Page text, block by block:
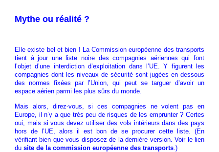
Mythe ou réalité ?
Elle existe bel et bien ! La Commission européenne des transports
tient à jour une liste noire des compagnies aériennes qui font
l’objet d’une interdiction d’exploitation dans l’UE. Y figurent les
compagnies dont les niveaux de sécurité sont jugées en dessous
des normes fixées par l’Union, qui peut se targuer d’avoir un
espace aérien parmi les plus sûrs du monde.
Mais alors, direz-vous, si ces compagnies ne volent pas en
Europe, il n’y a que très peu de risques de les emprunter ? Certes
oui, mais si vous devez utiliser des vols intérieurs dans des pays
hors de l’UE, alors il est bon de se procurer cette liste. (En
vérifiant bien que vous disposez de la dernière version. Voir le lien
du site de la commission européenne des transports .)